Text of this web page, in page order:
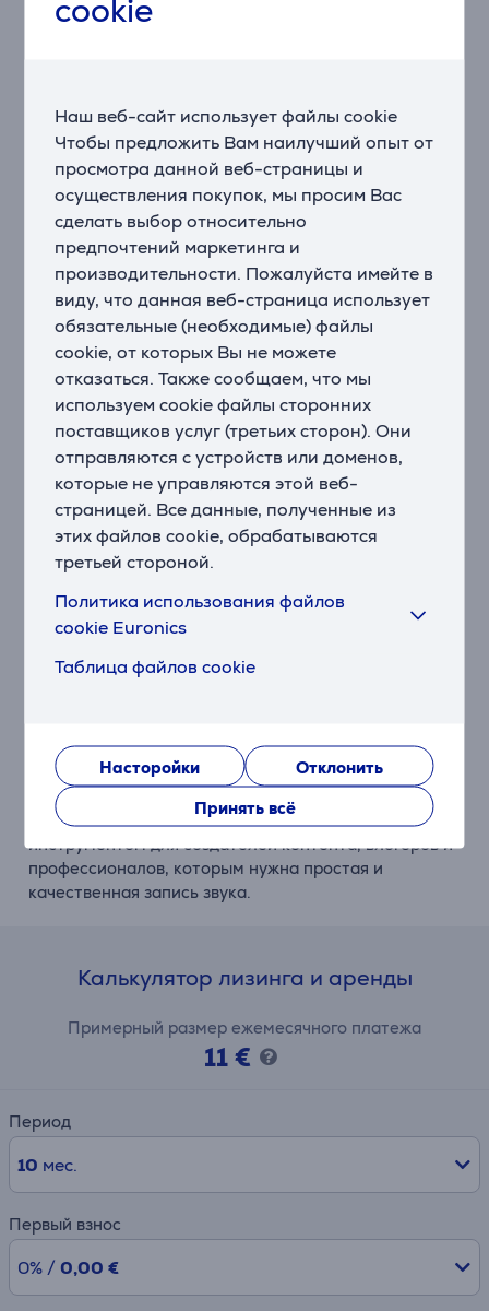
cookie
Наш веб-сайт использует файлы cookie
Чтобы предложить Вам наилучший опыт от
просмотра данной веб-страницы и
осуществления покупок, мы просим Вас
сделать выбор относительно
предпочтений маркетинга и
производительности. Пожалуйста имейте в
виду, что данная веб-страница использует
обязательные (необходимые) файлы
cookie, от которых Вы не можете
отказаться. Также сообщаем, что мы
используем cookie файлы сторонних
поставщиков услуг (третьих сторон). Они
отправляются с устройств или доменов,
которые не управляются этой веб-
страницей. Все данные, полученные из
этих файлов cookie, обрабатываются
третьей стороной.
Политика использования файлов
cookie Euronics
Таблица файлов cookie
Насторойки
Отклонить
Принять всё
вдвоем.
Встроенные микрофоны оптимизированы для
записи качественного звука, а технология Intelligent
GainAssist автоматически регулирует уровень
громкости, обеспечивая четкий и равномерный звук
в любой среде. Кроме того, запатентованная
акустическая конструкция снижает шум ветра и
устраняет резкие звуки.
Беспроводная и портативная система
Система Wireless Micro разработана для
комфортного использования – автоматическое
сопряжение и встроенные клипсы позволяют быстро
закрепить микрофон и начать запись. Микрофон
является невероятно легким и может крепиться
прямо на одежду или использоваться с магнитным
креплением.
Длительное время работы аккумулятора и удобная
зарядка
В комплект входит зарядный футляр,
обеспечивающий до 21 часа работы аккумулятора,
что делает систему Wireless Micro идеальным
того, она поддерживает приложение RØDE Central,
Полная совместимость с устройствами USB-C
Система Wireless Micro (USB-C) беспрепятственно
работает как с устройствами Android, так и с
компьютерами, что делает ее универсальным
инструментом для создателей контента, влогеров и
профессионалов, которым нужна простая и
качественная запись звука.
Калькулятор лизинга и аренды
Примерный размер ежемесячного платежа
11 €
Период
10 мес.
Первый взнос
0% / 0,00 €